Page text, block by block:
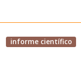
informe científico